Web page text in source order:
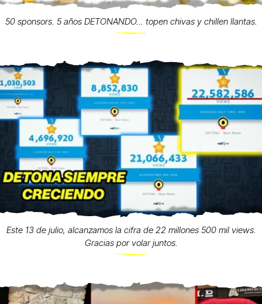
50 sponsors. 5 años DETONANDO... topen chivas y chillen llantas.
Este 13 de julio, alcanzamos la cifra de 22 millones 500 mil views.
Gracias por volar juntos.